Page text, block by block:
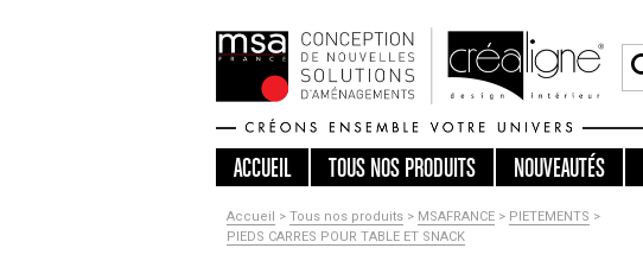
ACCUEIL TOUSNOS PRODUITS NOUVEAUTÉS
Accueil > Tous nos produits> MSAFRANCE> PIETEMENTS >
PIEDS CARRES POUR TABLE ET SNACK